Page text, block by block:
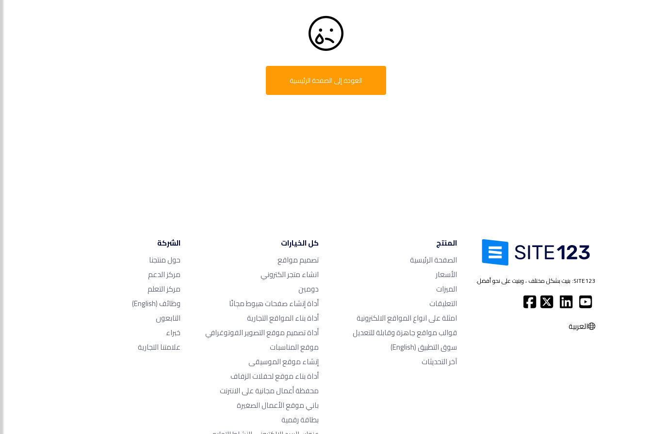
العودة إلى الصفحة الرئيسية
SITE123: بنيت بشكل مختلف ، وبنيت على نحو أفضل.
العربية
المنتج
الصفحة الرئيسية
الأسعار
الميزات
التعليقات
امثلة على انواع المواقع الالكترونية
قوالب مواقع جاهزة وقابلة للتعديل
سوق التطبيق(English)
آخر التحديثات
كل الخيارات
تصميم مواقع
انشاء متجر الكتروني
دومين
أداة إنشاء صفحات هبوط مجانًا
أداة بناء المواقع التجارية
أداة تصميم موقع التصوير الفوتوغرافي
موقع المناسبات
إنشاء موقع الموسيقى
أداة بناء موقع لحفلات الزفاف
محفظة أعمال مجانية على الانترنت
باني موقع الأعمال الصغيرة
بطاقة رقمية
الشركة
حول منتجنا
مركز الدعم
مركز التعلم
وظائف(English)
التابعون
خبراء
علامتنا التجارية